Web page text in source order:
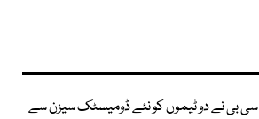
بی نے دو ٹیموں کو نئے ڈومیسٹک سیزن سے